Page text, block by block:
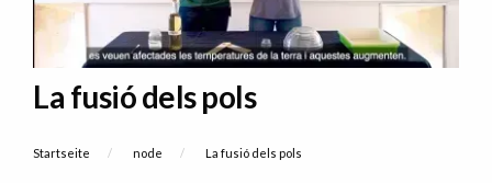
La fusió dels pols
Breadcrumb
Startseite node Current:
La fusió dels pols